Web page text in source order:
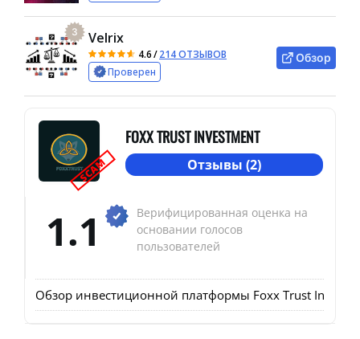
3 Velrix
4.6/214 ОТЗЫВОВ
Проверен
Обзор
SCAM
FOXX TRUST INVESTMENT
Отзывы (2)
1.1
Верифицированная оценка на
основании голосов
пользователей
Обзор инвестиционной платформы Foxx Trust